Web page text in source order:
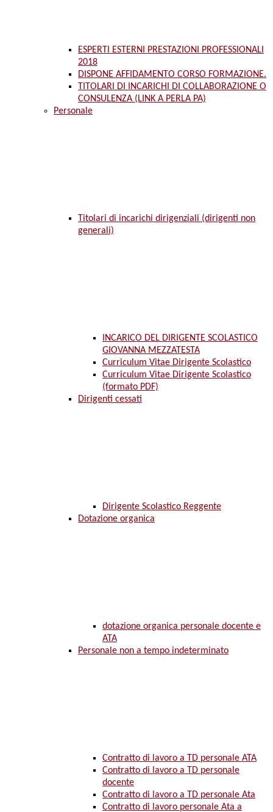
ESPERTI ESTERNI PRESTAZIONI PROFESSIONALI
2018
DISPONE AFFIDAMENTO CORSO FORMAZIONE.
TITOLARI DI INCARICHI DI COLLABORAZIONE O
CONSULENZA (LINK A PERLA PA)
Personale
Titolari di incarichi dirigenziali (dirigenti non
generali)
INCARICO DEL DIRIGENTE SCOLASTICO
GIOVANNA MEZZATESTA
Curriculum Vitae Dirigente Scolastico
Curriculum Vitae Dirigente Scolastico
(formato PDF)
Dirigenti cessati
Dirigente Scolastico Reggente
Dotazione organica
dotazione organica personale docente e
ATA
Personale non a tempo indeterminato
Contratto di lavoro a TD personale ATA
Contratto di lavoro a TD personale
docente
Contratto di lavoro a TD personale Ata
Contratto di lavoro personale Ata a